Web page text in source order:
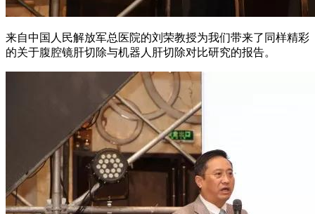
来自中国人民解放军总医院的刘荣教授为我们带来了同样精彩
的关于腹腔镜肝切除与机器人肝切除对比研究的报告。